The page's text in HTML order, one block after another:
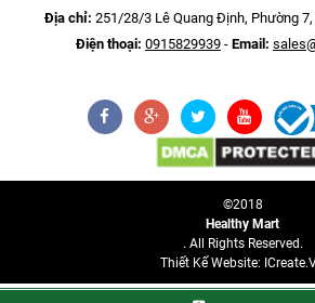
Địa chỉ: 251/28/3 Lê Quang Định, Phường
Điện thoại: 0915829939 - Email:
©2018
Healthy Mart
. All Rights Reserved.
Thiết Kế Website: